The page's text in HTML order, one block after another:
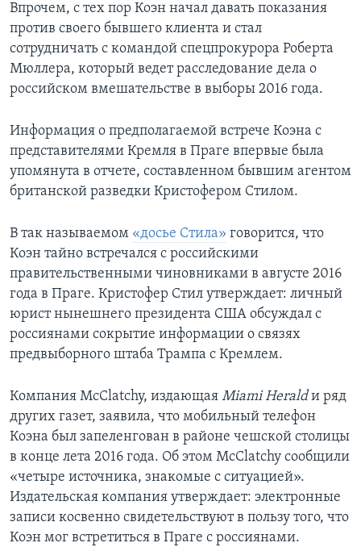
Впрочем, с тех пор Коэн начал давать показания
против своего бывшего клиента и стал
сотрудничать с командой спецпрокурора Роберта
Мюллера, который ведет расследование дела о
российском вмешательстве в выборы 2016 года.
Информация о предполагаемой встрече Коэна с
представителями Кремля в Праге впервые была
упомянута в отчете, составленном бывшим агентом
британской разведки Кристофером Стилом.
В так называемом «досье Стила» говорится, что
Коэн тайно встречался с российскими
правительственными чиновниками в августе 2016
года в Праге. Кристофер Стил утверждает: личный
юрист нынешнего президента США обсуждал с
россиянами сокрытие информации о связях
предвыборного штаба Трампа с Кремлем.
Компания McClatchy, издающая Miami Heraldи ряд
других газет, заявила, что мобильный телефон
Коэна был запеленгован в районе чешской столицы
в конце лета 2016 года. Об этом McClatchy сообщили
«четыре источника, знакомые с ситуацией».
Издательская компания утверждает: электронные
записи косвенно свидетельствуют в пользу того, что
Коэн мог встретиться в Праге с россиянами.